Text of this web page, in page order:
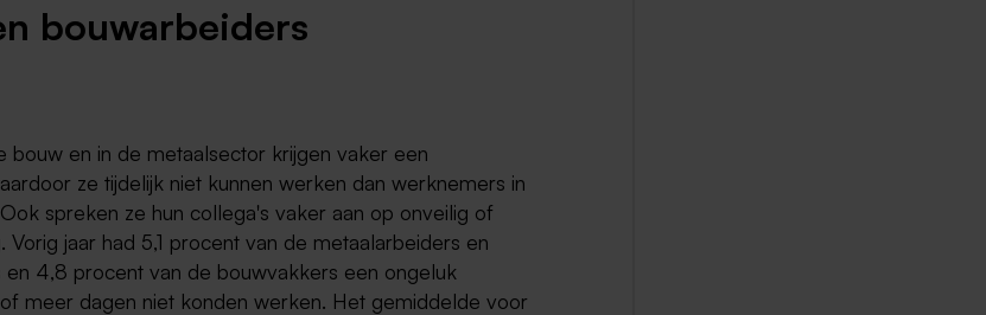
bouwarbeiders
bouw en in de metaalsector krijgen vaker een
ze tijdelijk niet kunnen werken dan werknemers in
spreken ze hun collega's vaker aan op onveilig of
Vorig jaar had 5,1 procent van de metaalarbeiders en
en 4,8 procent van de bouwvakkers een ongeluk
meer dagen niet konden werken. Het gemiddelde voor